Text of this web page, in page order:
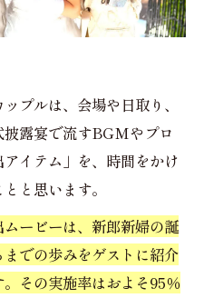
プルは、会場や日取り、
露宴で流すBGMやプロ
イテム」を、時間をかけ
と思います。
ービーは、新郎新婦の誕
での歩みをゲストに紹介
その実施率はおよそ95％